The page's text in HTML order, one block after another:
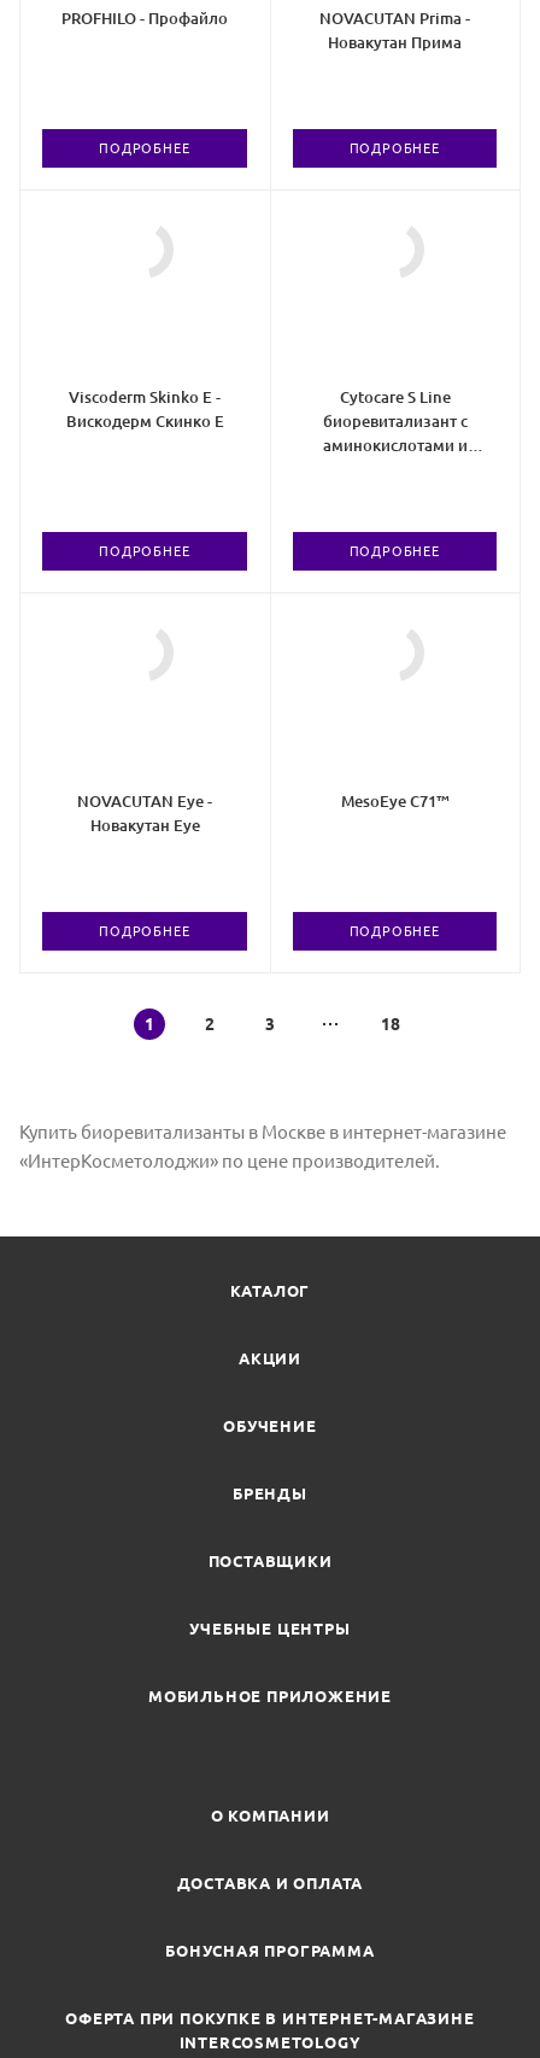
PROFHILO - Профайло
ПОДРОБНЕЕ
NOVACUTAN Prima -
Новакутан Прима
ПОДРОБНЕЕ
Viscoderm Skinko E -
Вискодерм Скинко Е
ПОДРОБНЕЕ
Cytocare S Line
биоревитализант с
аминокислотами и
ПОДРОБНЕЕ
NOVACUTAN Eye -
Новакутан Eye
ПОДРОБНЕЕ
MesoEye C71™
ПОДРОБНЕЕ
1 2 3 18
Купить биоревитализанты в Москве в интернет-магазине
«ИнтерКосметолоджи» по цене производителей.
КАТАЛОГ
АКЦИИ
ОБУЧЕНИЕ
БРЕНДЫ
ПОСТАВЩИКИ
УЧЕБНЫЕ ЦЕНТРЫ
МОБИЛЬНОЕ ПРИЛОЖЕНИЕ
О КОМПАНИИ
ДОСТАВКА И ОПЛАТА
БОНУСНАЯ ПРОГРАММА
ОФЕРТА ПРИ ПОКУПКЕ В ИНТЕРНЕТ-МАГАЗИНЕ
INTERCOSMETOLOGY